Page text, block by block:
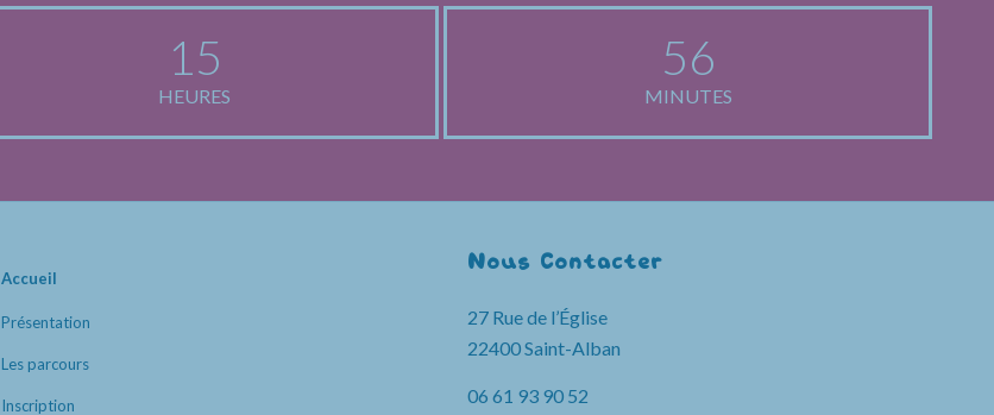
15
HEURES
56
MINUTES
Accueil
Présentation
Les parcours
Inscription
Nous Contacter
27 Rue de l’Église
22400 Saint-Alban
06 61 93 90 52